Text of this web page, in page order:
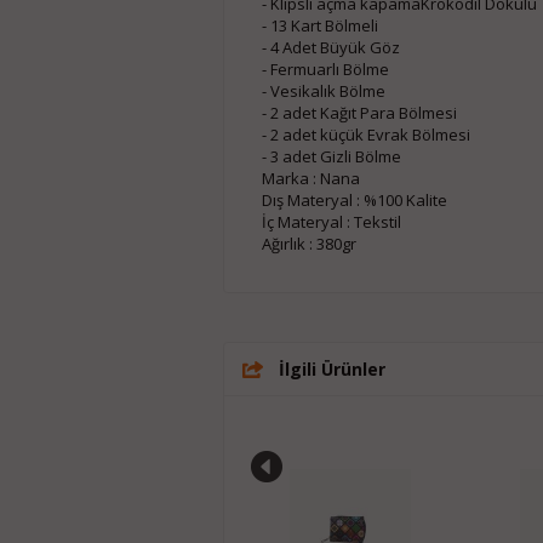
- 13 Kart Bölmeli
- 4 Adet Büyük Göz
- Fermuarlı Bölme
- Vesikalık Bölme
- 2 adet Kağıt Para Bölmesi
- 2 adet küçük Evrak Bölmesi
- 3 adet Gizli Bölme
Marka : Nana
Dış Materyal : %100 Kalite
İç Materyal : Tekstil
Ağırlık : 380gr
İlgili Ürünler